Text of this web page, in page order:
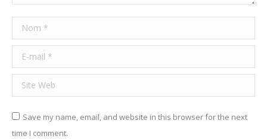
Nom *
E-mail *
Site Web
Save my name, email, and website in this browser for the next
time I comment.